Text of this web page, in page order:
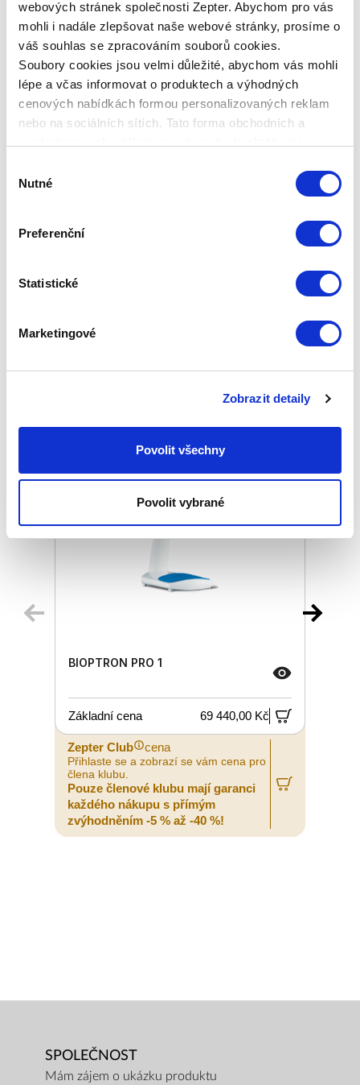
webových stránek společnosti Zepter. Abychom pro vás
mohli i nadále zlepšovat naše webové stránky, prosíme o
váš souhlas se zpracováním souborů cookies.
Soubory cookies jsou velmi důležité, abychom vás mohli
lépe a včas informovat o produktech a výhodných
cenových nabídkách formou personalizovaných reklam
nebo na sociálních sítích. Tato forma obchodních a
souhlasu
Nutné
Preferenční
Statistické
Marketingové
Zobrazit detaily
Povolit všechny
Povolit vybrané
odbornou radu lékaře.
Technická data
KÓD PRODUKTU
PAG-992-7CTF
0,16
0,1
BIOPTRON PRO 1
Základní cena 69 440,00 Kč
Zepter Club cena
Přihlaste se a zobrazí se vám cena pro
člena klubu.
Pouze členové klubu mají garanci
každého nákupu s přímým
zvýhodněním -5 % až -40 %!
SPOLEČNOST
Mám zájem o ukázku produktu